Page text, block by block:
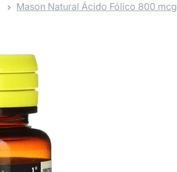
Mason Natural Ácido Fólico 800